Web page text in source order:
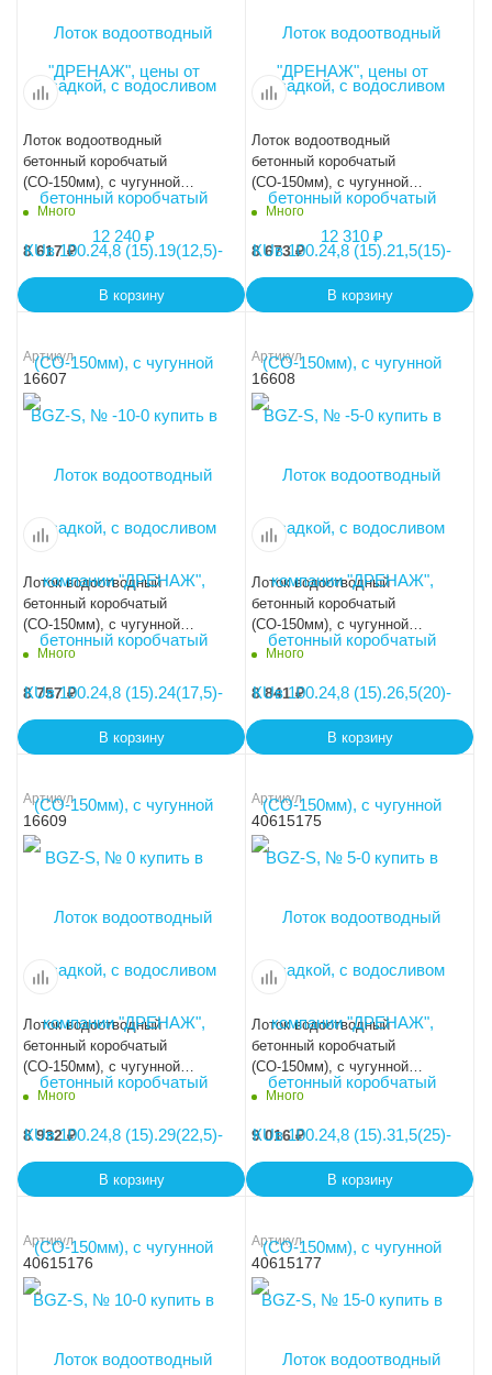
Лоток водоотводный
бетонный коробчатый
(СО-150мм), с чугунной
насадкой, с водосливом КUв
№ 0
Много
8 617₽
В корзину
Лоток водоотводный
бетонный коробчатый
(СО-150мм), с чугунной
насадкой, с водосливом КUв
№ 5-0
Много
8 673₽
В корзину
Артикул
16607
Лоток водоотводный
бетонный коробчатый
(СО-150мм), с чугунной
насадкой, с водосливом КUв
№ 10-0
Много
8 757₽
В корзину
Артикул
16608
Лоток водоотводный
бетонный коробчатый
(СО-150мм), с чугунной
насадкой, с водосливом КUв
№ 15-0
Много
8 841₽
В корзину
Артикул
16609
Лоток водоотводный
бетонный коробчатый
(СО-150мм), с чугунной
насадкой, с водосливом КUв
№ 20-0
Много
8 932₽
В корзину
Артикул
40615175
Лоток водоотводный
бетонный коробчатый
(СО-150мм), с чугунной
насадкой, с водосливом КUв
№ 25-0
Много
9 016₽
В корзину
Артикул
40615176
Артикул
40615177